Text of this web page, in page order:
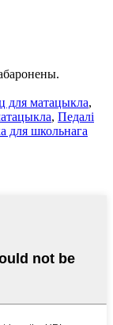
для матацыкла,
, Педалі
для школьнага